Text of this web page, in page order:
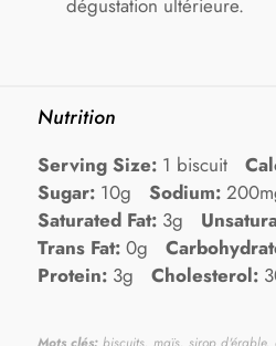
dégustation ultérieure.
Nutrition
Serving Size: 1 biscuit
Sugar: 10g Sodium:
Saturated Fat: 3g
Trans Fat: 0g
Protein: 3g Cholesterol:
Mots clés: biscuits, maïs, sirop d'érable,